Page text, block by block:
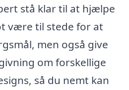
stå klar til at hjælpe
være til stede for at
men også give
om forskellige
så du nemt kan